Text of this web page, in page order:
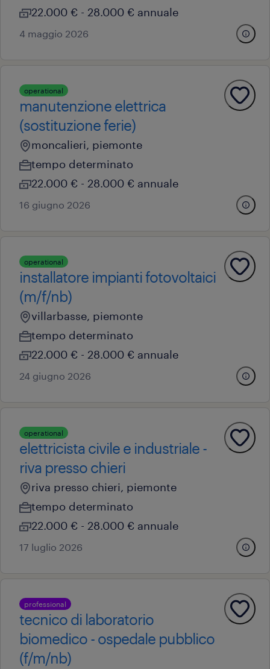
22.000 € - 28.000 € annuale
4 maggio 2026
operational
manutenzione elettrica
(sostituzione ferie)
moncalieri, piemonte
tempo determinato
22.000 € - 28.000 € annuale
16 giugno 2026
operational
installatore impianti fotovoltaici
(m/f/nb)
villarbasse, piemonte
tempo determinato
22.000 € - 28.000 € annuale
24 giugno 2026
operational
elettricista civile e industriale -
riva presso chieri
riva presso chieri, piemonte
tempo determinato
22.000 € - 28.000 € annuale
17 luglio 2026
professional
tecnico di laboratorio
biomedico - ospedale pubblico
(f/m/nb)